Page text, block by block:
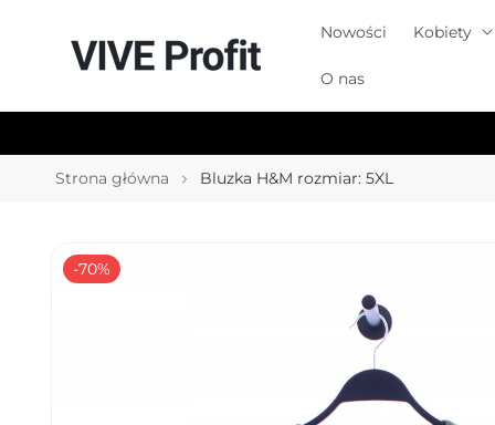
treści
Nowości Kobiety
O nas
Strona główna Bluzka H&M rozmiar: 5XL
przejść do
informacji
-70%